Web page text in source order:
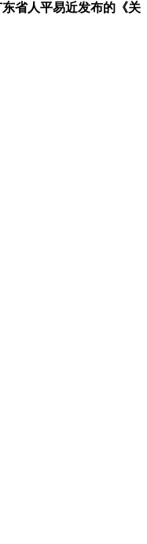
省人平易近发布的《关